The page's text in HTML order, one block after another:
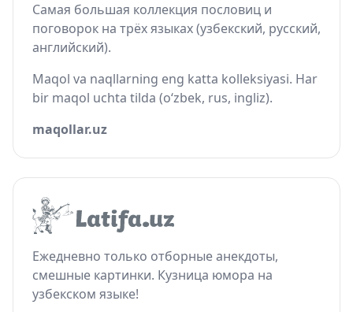
Самая большая коллекция пословиц и
поговорок на трёх языках (узбекский, русский,
английский).
Maqol va naqllarning eng katta kolleksiyasi. Har
bir maqol uchta tilda (o‘zbek, rus, ingliz).
maqollar.uz
Ежедневно только отборные анекдоты,
смешные картинки. Кузница юмора на
узбекском языке!